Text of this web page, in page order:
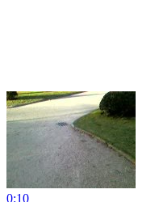
0:10